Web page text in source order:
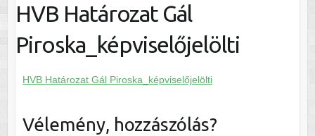
HVB Határozat Gál
Piroska_képviselőjelölti
HVB Határozat Gál Piroska_képviselőjelölti
Vélemény, hozzászólás?